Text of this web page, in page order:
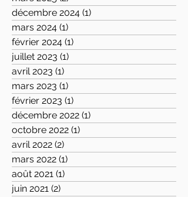
décembre 2024 (1)
mars 2024 (1)
février 2024 (1)
juillet 2023 (1)
avril 2023 (1)
mars 2023 (1)
février 2023 (1)
décembre 2022 (1)
octobre 2022 (1)
avril 2022 (2)
mars 2022 (1)
août 2021 (1)
juin 2021 (2)